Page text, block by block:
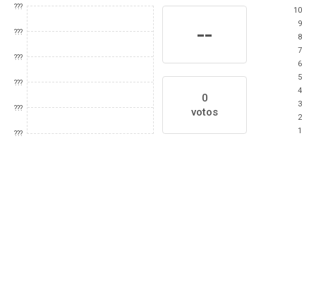
???
???
???
???
???
???
--
0
votos
10
9
8
7
6
5
4
3
2
1